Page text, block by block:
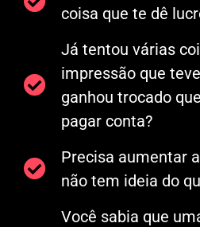
coisa que te dê
Já tentou várias
impressão que
ganhou trocado
pagar conta?
Precisa aumentar
não tem ideia do
Você sabia que